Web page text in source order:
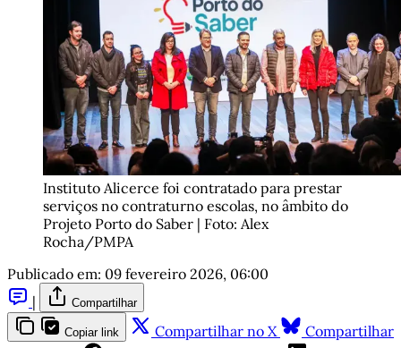
Instituto Alicerce foi contratado para prestar
serviços no contraturno escolas, no âmbito do
Projeto Porto do Saber | Foto: Alex
Rocha/PMPA
Publicado em: 09 fevereiro 2026, 06:00
|
Compartilhar
Copiar link Compartilhar no X
Compartilhar